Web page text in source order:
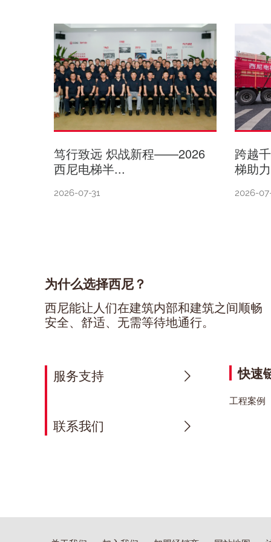
笃行致远 炽战新程——2026
西尼电梯半...
2026-07-31
跨越
梯助
2026-
为什么选择西尼？
西尼能让人们在建筑内部和建筑之间顺畅
安全、舒适、无需等待地通行。
服务支持
联系我们
快速
工程案例